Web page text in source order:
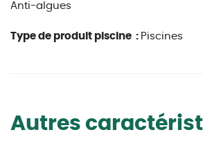
Anti-algues
Type de produit piscine : Piscines
Autres